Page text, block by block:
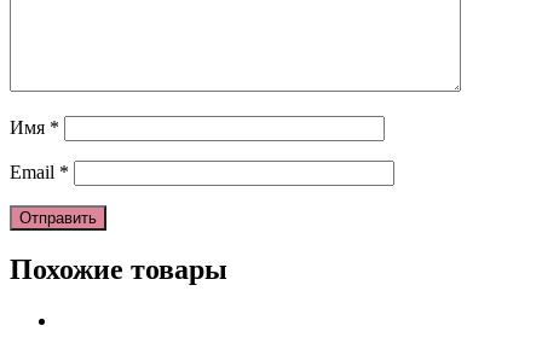
Имя *
Email *
Похожие товары